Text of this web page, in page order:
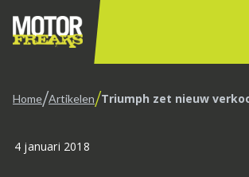
Home/Artikelen/Triumph zet nieuw
4 januari 2018